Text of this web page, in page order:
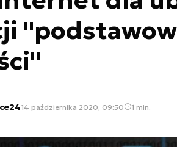
14 października 2020, 09:50 1 min.